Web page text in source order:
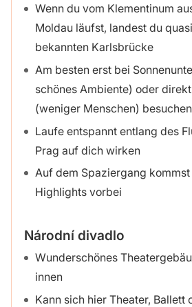
Wenn du vom Klementinum
Moldau läufst, landest du
bekannten Karlsbrücke
Am besten erst bei
schönes Ambiente) oder
(weniger Menschen) besuchen
Laufe entspannt entlang des
Prag auf dich wirken
Auf dem Spaziergang
Highlights vorbei
Národní divadlo
Wunderschönes
innen
Kann sich hier Theater, Ballett